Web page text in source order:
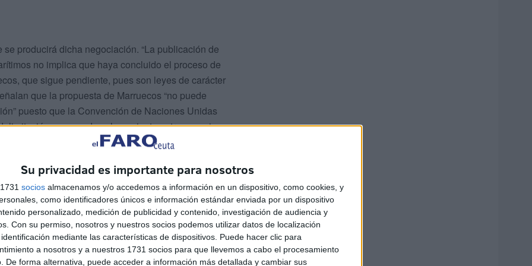
Su privacidad es importante para nosotros
socios almacenamos y/o accedemos a información en un dispositivo, como cookies, y
como identificadores únicos e información estándar enviada por un dispositivo
personalizado, medición de publicidad y contenido, investigación de audiencia y
Con su permiso, nosotros y nuestros socios podemos utilizar datos de localización
mediante las características de dispositivos. Puede hacer clic para
a nosotros y a nuestros 1731 socios para que llevemos a cabo el procesamiento
De forma alternativa, puede acceder a información más detallada y cambiar sus
producirá dicha negociación. “La publicación de
no implica que haya concluido el proceso de
que sigue pendiente, pues son leyes de carácter
que la propuesta de Marruecos “no puede
puesto que la Convención de Naciones Unidas
en caso de solapamiento entre espacios
necesario el mutuo acuerdo”.
se incluyen las cuestiones relativas a la
están de acuerdo en que el eventual solapamiento